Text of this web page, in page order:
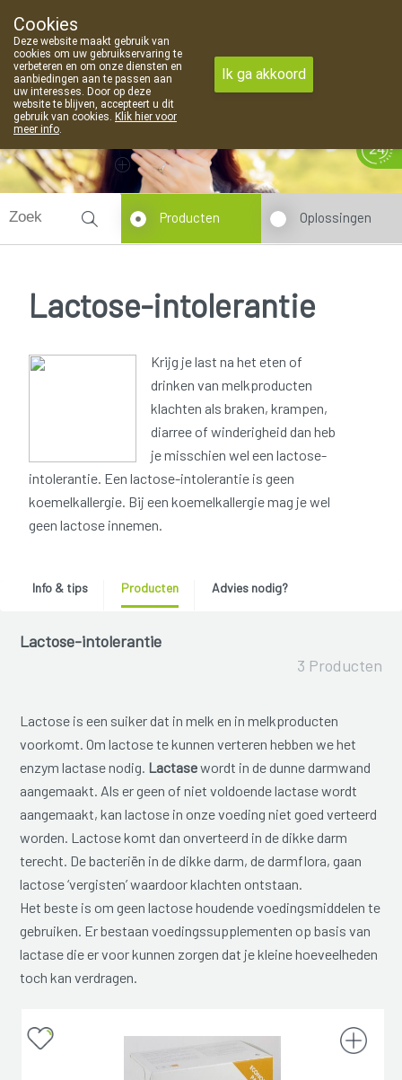
09 373 94 03
Vandaag
Producten Oplossingen
Lactose-intolerantie
Krijg je last na het eten of
drinken van melkproducten
klachten als braken, krampen,
diarree of winderigheid dan heb
je misschien wel een lactose-
intolerantie. Een lactose-intolerantie is geen
koemelkallergie. Bij een koemelkallergie mag je wel
geen lactose innemen.
Info & tips Producten Advies nodig?
Lactose-intolerantie
3 Producten
Lactose is een suiker dat in melk en in melkproducten
voorkomt. Om lactose te kunnen verteren hebben we het
enzym lactase nodig. Lactasewordt in de dunne darmwand
aangemaakt. Als er geen of niet voldoende lactase wordt
aangemaakt, kan lactose in onze voeding niet goed verteerd
worden. Lactose komt dan onverteerd in de dikke darm
terecht. De bacteriën in de dikke darm, de darmflora, gaan
lactose ‘vergisten’ waardoor klachten ontstaan.
Het beste is om geen lactose houdende voedingsmiddelen te
gebruiken. Er bestaan voedingssupplementen op basis van
lactase die er voor kunnen zorgen dat je kleine hoeveelheden
toch kan verdragen.
Cookies
Deze website maakt gebruik van
cookies om uw gebruikservaring te
verbeteren en om onze diensten en
aanbiedingen aan te passen aan
uw interesses. Door op deze
website te blijven, accepteert u dit
gebruik van cookies. Klik hier voor
meer info.
Ik ga akkoord